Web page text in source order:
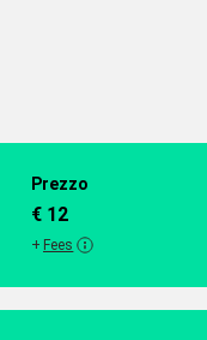
Prezzo
€ 12
+ Fees